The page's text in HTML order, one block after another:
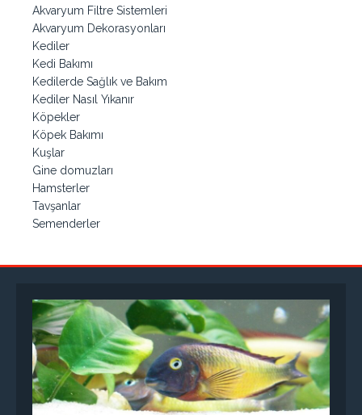
Akvaryum Filtre Sistemleri
Akvaryum Dekorasyonları
Kediler
Kedi Bakımı
Kedilerde Sağlık ve Bakım
Kediler Nasıl Yıkanır
Köpekler
Köpek Bakımı
Kuşlar
Gine domuzları
Hamsterler
Tavşanlar
Semenderler